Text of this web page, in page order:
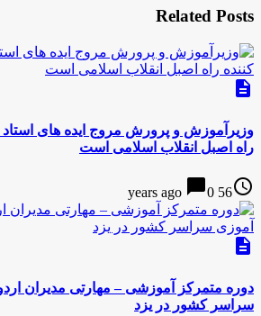
Related Posts
description
وزیرآموزش و پرورش مروج ایده های استاد
راه اصبل انقلاب اسلامی است
access_time
56 years ago
chat_bubble0
description
دوره متمرکز آموزشی – مهارتی مدیران
سراسر کشور در يزد